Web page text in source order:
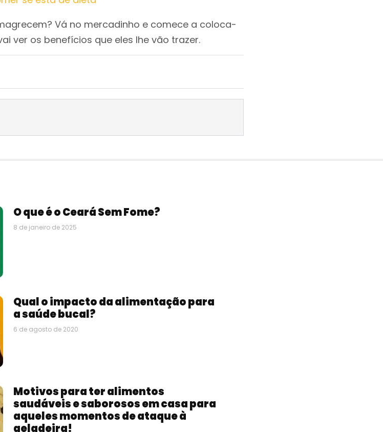
Vá no mercadinho e comece a coloca-
ver os benefícios que eles lhe vão trazer.
O que é o Ceará Sem Fome?
8 de janeiro de 2025
Qual o impacto da alimentação para
a saúde bucal?
6 de agosto de 2020
Motivos para ter alimentos
saudáveis e saborosos em casa para
aqueles momentos de ataque à
geladeira!